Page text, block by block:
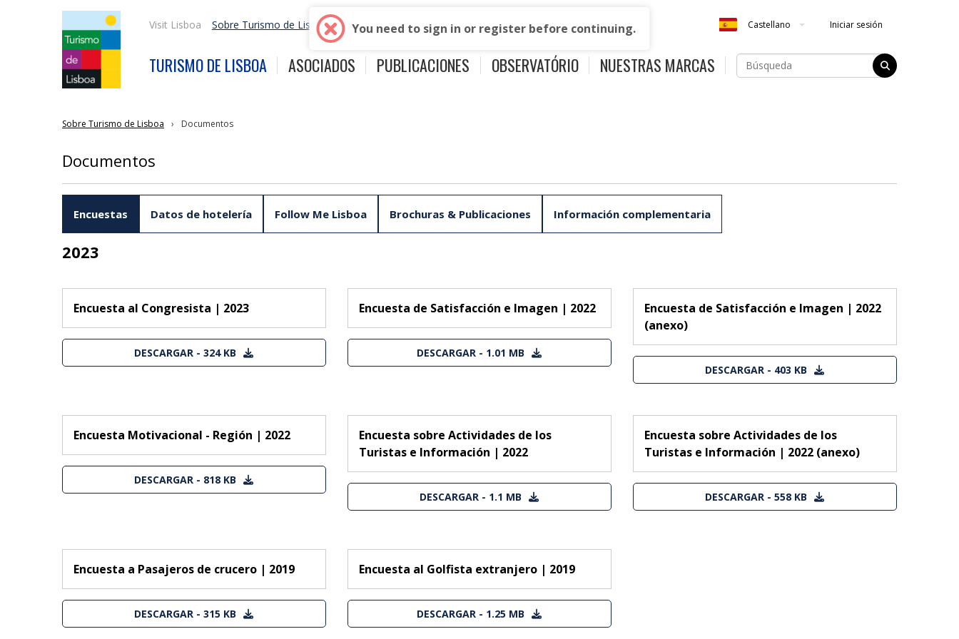
Visit Lisboa Sobre Turismo de Lisboa Convention Bureau Prensa Lisboa Shop Castellano Iniciar sesión
TURISMO DE LISBOA ASOCIADOS PUBLICACIONES OBSERVATÓRIO NUESTRAS MARCAS
Sobre Turismo de Lisboa Documentos
Documentos
Encuestas Datos de hotelería Follow Me Lisboa Brochuras & Publicaciones Información complementaria
2023
Encuesta al Congresista | 2023
DESCARGAR - 324 KB
Encuesta de Satisfacción e Imagen | 2022
DESCARGAR - 1.01 MB
Encuesta de Satisfacción e Imagen | 2022
(anexo)
DESCARGAR - 403 KB
Encuesta Motivacional - Región | 2022
DESCARGAR - 818 KB
Encuesta sobre Actividades de los
Turistas e Información | 2022
DESCARGAR - 1.1 MB
Encuesta sobre Actividades de los
Turistas e Información | 2022 (anexo)
DESCARGAR - 558 KB
Encuesta a Pasajeros de crucero | 2019
DESCARGAR - 315 KB
Encuesta al Golfista extranjero | 2019
DESCARGAR - 1.25 MB